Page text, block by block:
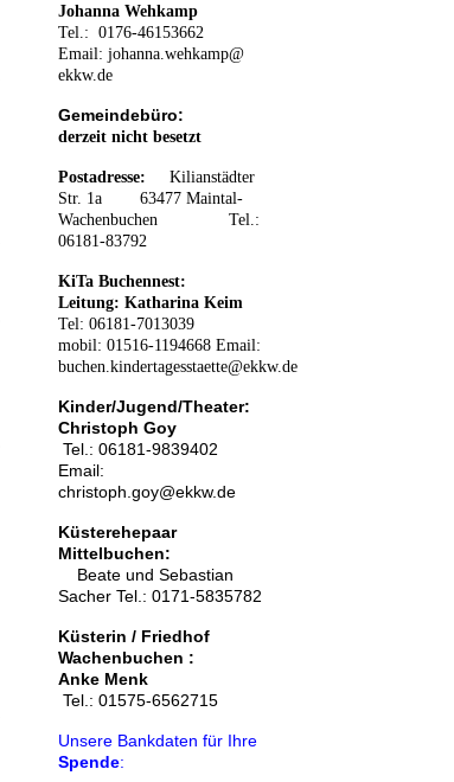
Johanna Wehkamp
Tel.: 0176-46153662
Email: johanna.wehkamp@
ekkw.de
Gemeindebüro:
derzeit nicht besetzt
Postadresse: Kilianstädter
Str. 1a 63477 Maintal-
Wachenbuchen Tel.:
06181-83792
KiTa Buchennest:
Leitung: Katharina Keim
Tel: 06181-7013039
mobil: 01516-1194668 Email:
buchen.kindertagesstaette@ekkw.de
Kinder/Jugend/Theater:
Christoph Goy
Tel.: 06181-9839402
Email:
christoph.goy@ekkw.de
Küsterehepaar
Mittelbuchen:
Beate und Sebastian
Sacher Tel.: 0171-5835782
Küsterin / Friedhof
Wachenbuchen :
Anke Menk
Tel.: 01575-6562715
Unsere Bankdaten für Ihre
Spende: